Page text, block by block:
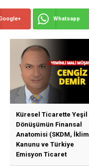
Whatsapp
Küresel Ticarette Yeşil
Dönüşümün Finansal
Anatomisi (SKDM, İklim
Kanunu ve Türkiye
Emisyon Ticaret
Sistemi (TR-ETS)